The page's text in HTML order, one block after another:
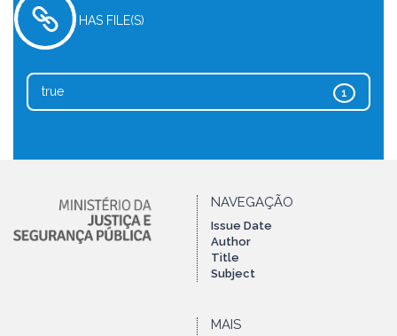
HAS FILE(S)
1
true
NAVEGAÇÃO
Issue Date
Author
Title
Subject
MAIS